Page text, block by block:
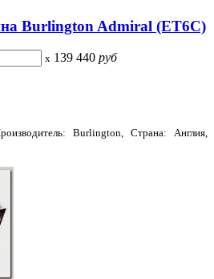
Burlington Admiral (ET6C)
x 139 440 руб
Burlington, Страна: Англия,